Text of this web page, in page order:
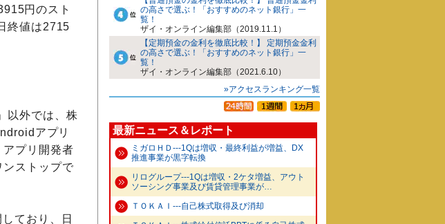
円のスト
終値は2715
以外では、株
アプリ
プリ開発者
ストップで
ており、日
の高さで選ぶ！「おすすめのネット銀行」一
覧！
ザイ・オンライン編集部（2019.11.1）
【定期預金の金利を徹底比較！】 定期預金金利
の高さで選ぶ！「おすすめのネット銀行」一
覧！
ザイ・オンライン編集部（2021.6.10）
»アクセスランキング一覧
最新ニュース＆レポート
ミガロＨＤ---1Qは増収・最終利益が増益、DX
推進事業が黒字転換
リログループ---1Qは増収・2ケタ増益、アウト
ソーシング事業及び賃貸管理事業が…
ＴＯＫＡＩ---自己株式取得及び消却